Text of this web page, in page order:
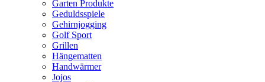
Garten Produkte
Geduldsspiele
Gehirnjogging
Golf Sport
Grillen
Hängematten
Handwärmer
Jojos